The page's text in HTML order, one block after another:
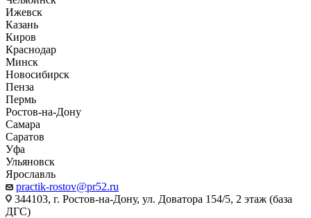
Ижевск
Казань
Киров
Краснодар
Минск
Новосибирск
Пенза
Пермь
Ростов-на-Дону
Самара
Саратов
Уфа
Ульяновск
Ярославль
practik-rostov@pr52.ru
344103, г. Ростов-на-Дону, ул. Доватора 154/5, 2 этаж (база
ДГС)